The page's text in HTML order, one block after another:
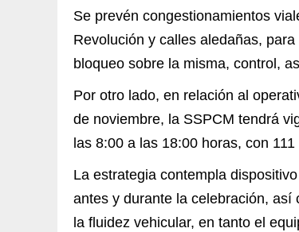
Se prevén congestionamientos
Revolución y calles aledañas,
bloqueo sobre la misma, control,
Por otro lado, en relación al
de noviembre, la SSPCM tendrá
las 8:00 a las 18:00 horas, con
La estrategia contempla
antes y durante la celebración,
la fluidez vehicular, en tanto el